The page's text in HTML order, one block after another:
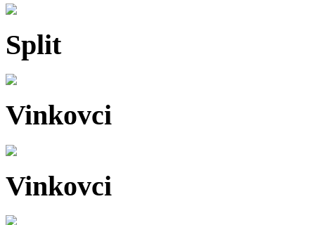
Split
Vinkovci
Vinkovci